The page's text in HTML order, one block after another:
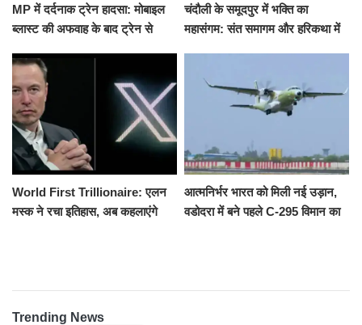
MP में दर्दनाक ट्रेन हादसा: मोबाइल
ब्लास्ट की अफवाह के बाद ट्रेन से
रौंदा, 4 की मौत
चंदौली के समूदपुर में भक्ति का
महासंगम: संत समागम और हरिकथा में
World First Trillionaire: एलन
मस्क ने रचा इतिहास, अब कहलाएंगे
आत्मनिर्भर भारत को मिली नई उड़ान,
वडोदरा में बने पहले C-295 विमान का
Trending News